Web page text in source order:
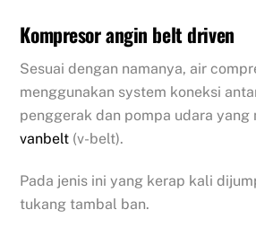
Kompresor angin belt driven
Sesuai dengan namanya, air
menggunakan system koneksi
penggerak dan pompa udara yang
vanbelt (v-belt).
Pada jenis ini yang kerap kali
tukang tambal ban.